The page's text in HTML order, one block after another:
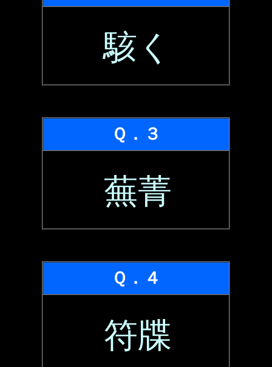
駭く
Ｑ．３
蕪菁
Ｑ．４
符牒